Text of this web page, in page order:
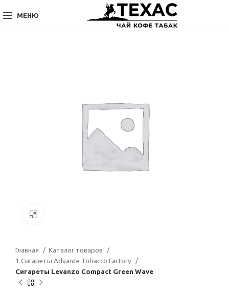
МЕНЮ
Главная
Каталог товаров
1 Сигареты Advance Tobacco Factory
Сигареты Levanzo Compact Green Wave